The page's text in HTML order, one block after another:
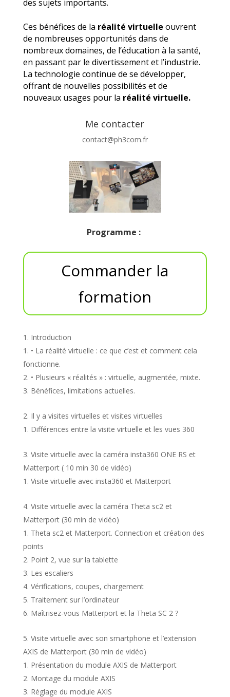
des sujets importants.
Ces bénéfices de la réalité virtuelle ouvrent
de nombreuses opportunités dans de
nombreux domaines, de l’éducation à la santé,
en passant par le divertissement et l’industrie.
La technologie continue de se développer,
offrant de nouvelles possibilités et de
nouveaux usages pour la réalité virtuelle.
Me contacter
contact@ph3com.fr
Programme :
Commander la
formation
Introduction
• La réalité virtuelle : ce que c’est et comment cela
fonctionne.
• Plusieurs « réalités » : virtuelle, augmentée, mixte.
Bénéfices, limitations actuelles.
Il y a visites virtuelles et visites virtuelles
Différences entre la visite virtuelle et les vues 360
Visite virtuelle avec la caméra insta360 ONE RS et
Matterport ( 10 min 30 de vidéo)
Visite virtuelle avec insta360 et Matterport
Visite virtuelle avec la caméra Theta sc2 et
Matterport (30 min de vidéo)
Theta sc2 et Matterport. Connection et création des
points
Point 2, vue sur la tablette
Les escaliers
Vérifications, coupes, chargement
Traitement sur l’ordinateur
Maîtrisez-vous Matterport et la Theta SC 2 ?
Visite virtuelle avec son smartphone et l’extension
AXIS de Matterport (30 min de vidéo)
Présentation du module AXIS de Matterport
Montage du module AXIS
Réglage du module AXIS